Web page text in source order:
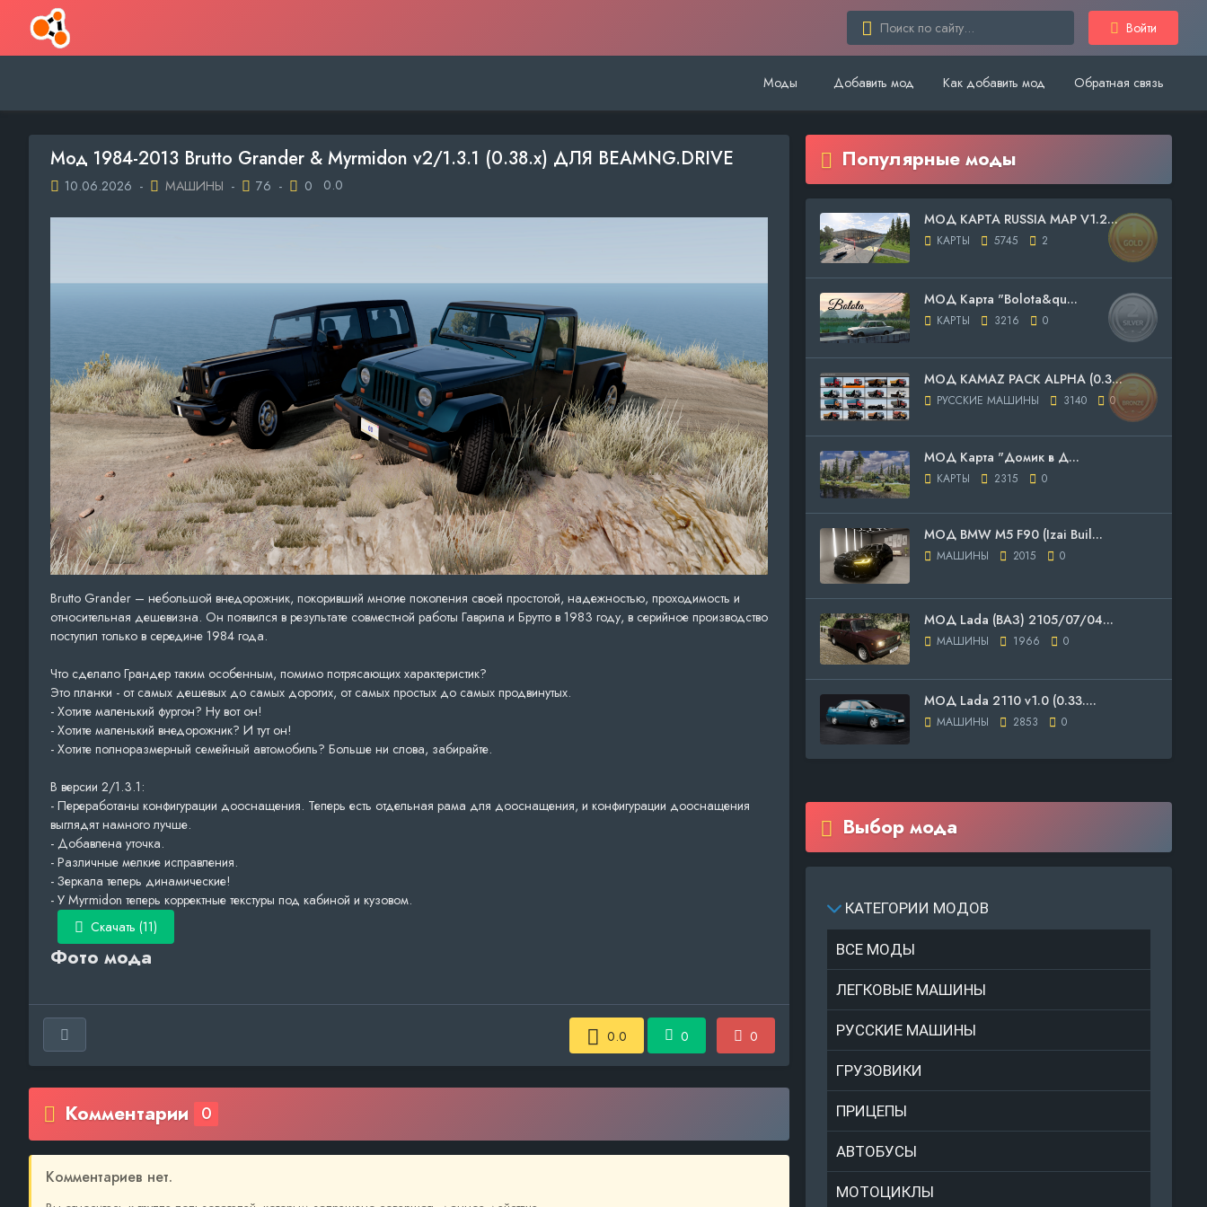
Войти
Моды Добавить мод Как добавить мод Обратная связь
Мод 1984-2013 Brutto Grander & Myrmidon v2/1.3.1 (0.38.x) ДЛЯ BEAMNG.DRIVE
10.06.2026 - МАШИНЫ - 76 - 0 0.0
Brutto Grander – небольшой внедорожник, покоривший многие поколения своей простотой, надежностью, проходимость и
относительная дешевизна. Он появился в результате совместной работы Гаврила и Брутто в 1983 году, в серийное производство
поступил только в середине 1984 года.
Что сделало Грандер таким особенным, помимо потрясающих характеристик?
Это планки - от самых дешевых до самых дорогих, от самых простых до самых продвинутых.
- Хотите маленький фургон? Ну вот он!
- Хотите маленький внедорожник? И тут он!
- Хотите полноразмерный семейный автомобиль? Больше ни слова, забирайте.
В версии 2/1.3.1:
- Переработаны конфигурации дооснащения. Теперь есть отдельная рама для дооснащения, и конфигурации дооснащения
выглядят намного лучше.
- Добавлена ​​уточка.
- Различные мелкие исправления.
- Зеркала теперь динамические!
- У Myrmidon теперь корректные текстуры под кабиной и кузовом.
Скачать (11)
Фото мода
0.0 0 0
Комментарии 0
Комментариев нет.
Популярные моды
МОД КАРТА RUSSIA MAP V1.2...
КАРТЫ 5745 2
МОД Карта "Bolota&qu...
КАРТЫ 3216 0
МОД KAMAZ PACK ALPHA (0.3...
РУССКИЕ МАШИНЫ 3140 0
МОД Карта "Домик в Д...
КАРТЫ 2315 0
МОД BMW M5 F90 (Izai Buil...
МАШИНЫ 2015 0
МОД Lada (ВАЗ) 2105/07/04...
МАШИНЫ 1966 0
МОД Lada 2110 v1.0 (0.33....
МАШИНЫ 2853 0
Выбор мода
КАТЕГОРИИ МОДОВ
ВСЕ МОДЫ
ЛЕГКОВЫЕ МАШИНЫ
РУССКИЕ МАШИНЫ
ГРУЗОВИКИ
ПРИЦЕПЫ
АВТОБУСЫ
МОТОЦИКЛЫ